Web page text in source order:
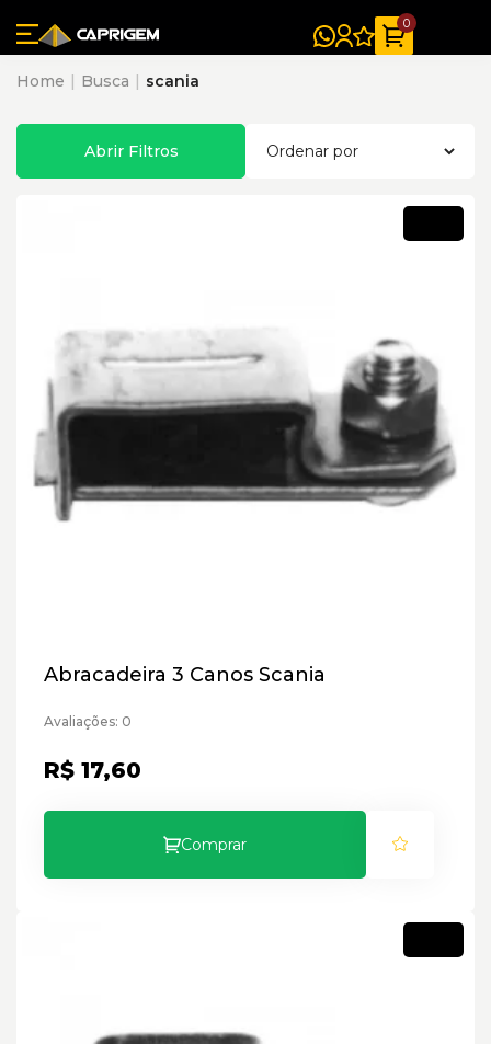
0
Home Busca scania
Abrir Filtros
Abracadeira 3 Canos Scania
Avaliações: 0
R$ 17,60
Comprar